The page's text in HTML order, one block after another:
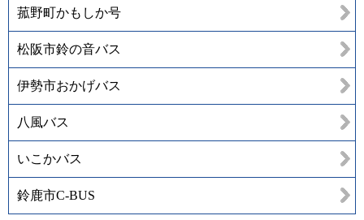
菰野町かもしか号
松阪市鈴の音バス
伊勢市おかげバス
八風バス
いこかバス
鈴鹿市C-BUS